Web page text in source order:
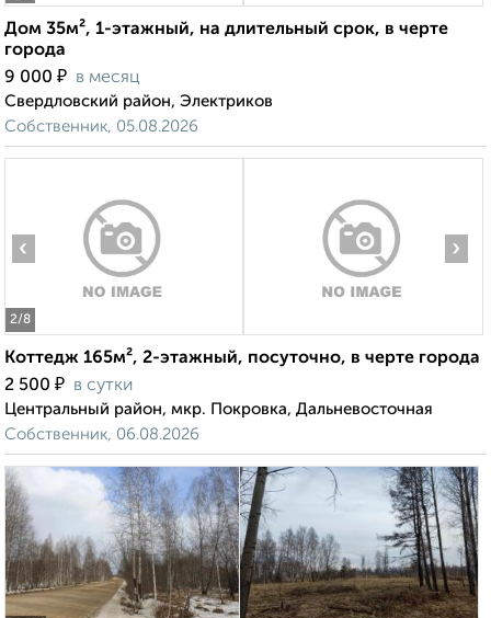
Дом 35м², 1-этажный, на длительный срок, в черте
города
9 000 ₽ в месяц
Свердловский район, Электриков
Собственник, 05.08.2026
2/8
‹ ›
Коттедж 165м², 2-этажный, посуточно, в черте города
2 500 ₽ в сутки
Центральный район, мкр. Покровка, Дальневосточная
Собственник, 06.08.2026